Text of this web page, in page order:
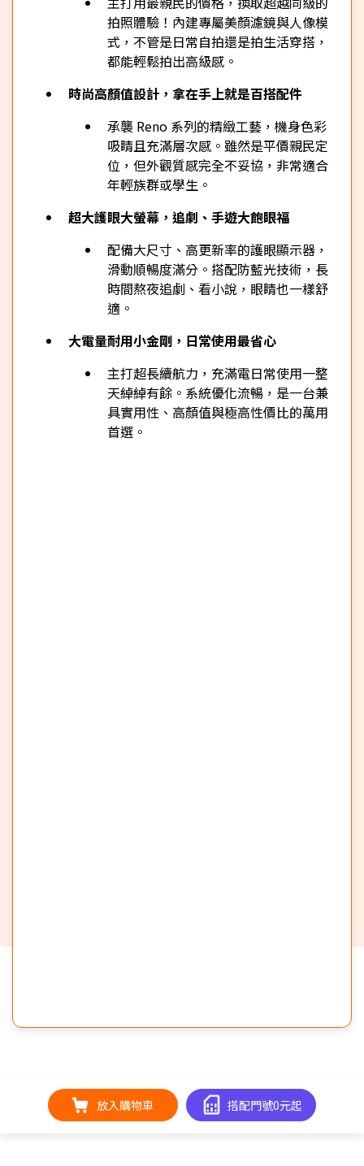
拍照體驗！內建專屬美顏濾鏡與人像模
式，不管是日常自拍還是拍生活穿搭，
都能輕鬆拍出高級感。
時尚高顏值設計，拿在手上就是百搭配件
承襲 Reno 系列的精緻工藝，機身色彩
吸睛且充滿層次感。雖然是平價親民定
位，但外觀質感完全不妥協，非常適合
年輕族群或學生。
超大護眼大螢幕，追劇、手遊大飽眼福
配備大尺寸、高更新率的護眼顯示器，
滑動順暢度滿分。搭配防藍光技術，長
時間熬夜追劇、看小說，眼睛也一樣舒
適。
大電量耐用小金剛，日常使用最省心
主打超長續航力，充滿電日常使用一整
天綽綽有餘。系統優化流暢，是一台兼
具實用性、高顏值與極高性價比的萬用
首選。
放入購物車 搭配門號0元起